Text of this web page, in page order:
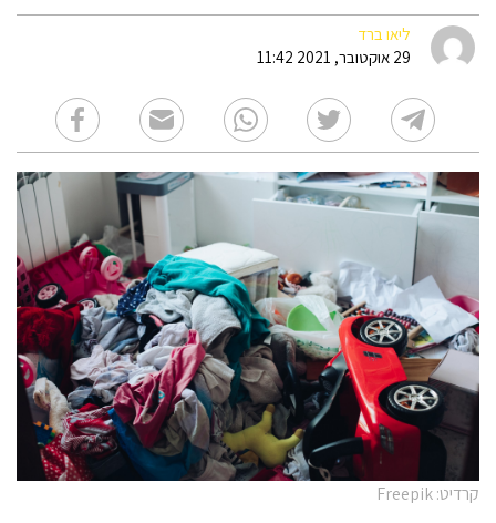
ליאו ברד
29 אוקטובר, 2021 11:42
קרדיט: Freepik